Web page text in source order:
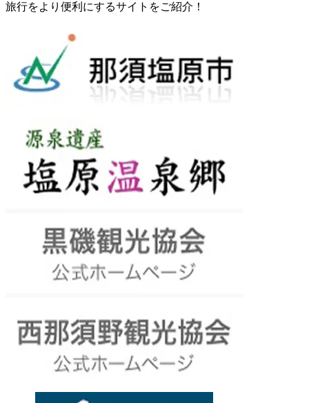
旅行をより便利にするサイトをご紹介！